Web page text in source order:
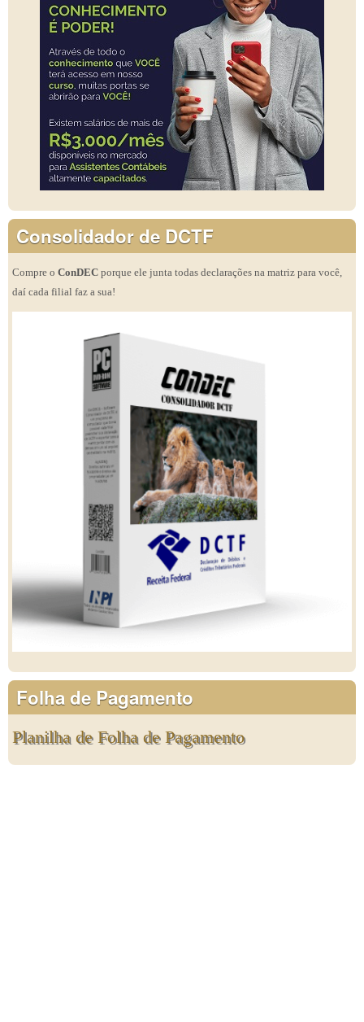
Consolidador de DCTF
Compre o ConDEC porque ele junta todas declarações na matriz para você,
daí cada filial faz a sua!
Folha de Pagamento
Planilha de Folha de Pagamento